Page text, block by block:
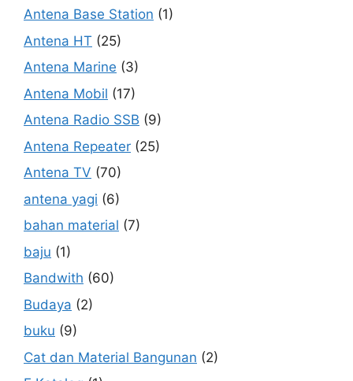
Antena Base Station (1)
Antena HT (25)
Antena Marine (3)
Antena Mobil (17)
Antena Radio SSB (9)
Antena Repeater (25)
Antena TV (70)
antena yagi (6)
bahan material (7)
baju (1)
Bandwith (60)
Budaya (2)
buku (9)
Cat dan Material Bangunan (2)